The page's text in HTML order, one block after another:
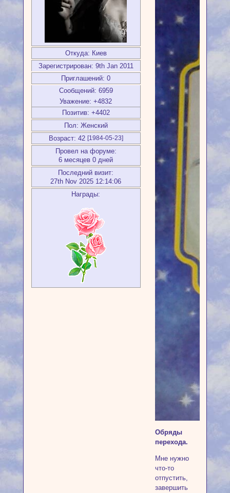
Откуда: Киев
Зарегистрирован: 9th Jan 2011
Приглашений: 0
Сообщений: 6959
Уважение: +4832
Позитив: +4402
Пол: Женский
Возраст: 42 [1984-05-23]
Провел на форуме:
6 месяцев 0 дней
Последний визит:
27th Nov 2025 12:14:06
Награды:
Обряды
перехода.
Мне нужно
что-то
отпустить,
завершить